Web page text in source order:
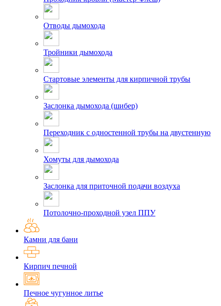
Отводы дымохода
Тройники дымохода
Стартовые элементы для кирпичной трубы
Заслонка дымохода (шибер)
Переходник с одностенной трубы на двустенную
Хомуты для дымохода
Заслонка для приточной подачи воздуха
Потолочно-проходной узел ППУ
Камни для бани
Кирпич печной
Печное чугунное литье